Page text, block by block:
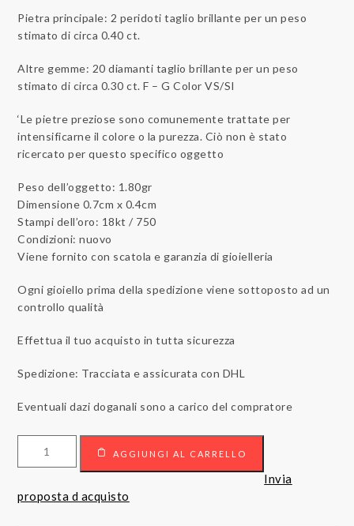
Pietra principale: 2 peridoti taglio brillante per un peso
stimato di circa 0.40 ct.
Altre gemme: 20 diamanti taglio brillante per un peso
stimato di circa 0.30 ct. F – G Color VS/SI
‘Le pietre preziose sono comunemente trattate per
intensificarne il colore o la purezza. Ciò non è stato
ricercato per questo specifico oggetto
Peso dell’oggetto: 1.80gr
Dimensione 0.7cm x 0.4cm
Stampi dell’oro: 18kt / 750
Condizioni: nuovo
Viene fornito con scatola e garanzia di gioielleria
Ogni gioiello prima della spedizione viene sottoposto ad un
controllo qualità
Effettua il tuo acquisto in tutta sicurezza
Spedizione: Tracciata e assicurata con DHL
Eventuali dazi doganali sono a carico del compratore
18kt
AGGIUNGI AL CARRELLO
Invia
proposta d acquisto